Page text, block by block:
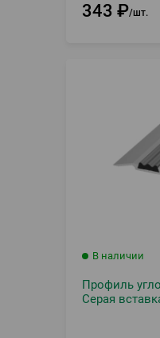
343 ₽ шт.
В наличии
Профиль
Серая